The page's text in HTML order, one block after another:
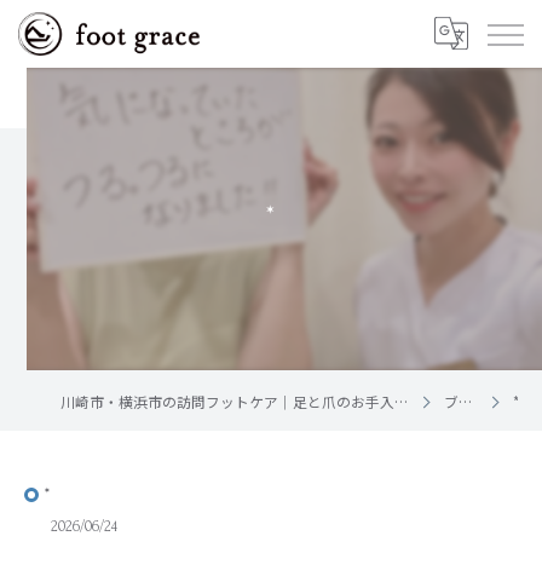
*
川崎市・横浜市の訪問フットケア｜足と爪のお手入れ屋さん foot grace ブログ *
*
2026/06/24